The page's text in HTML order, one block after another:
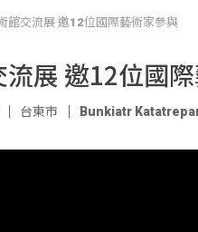
館交流展 邀12位國際藝術家參與
展 邀12位國
台東市 Bunkiatr